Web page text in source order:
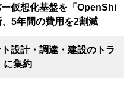
仮想化基盤を「OpenShi
5年間の費用を2割減
設計・調達・建設のトラ
に集約